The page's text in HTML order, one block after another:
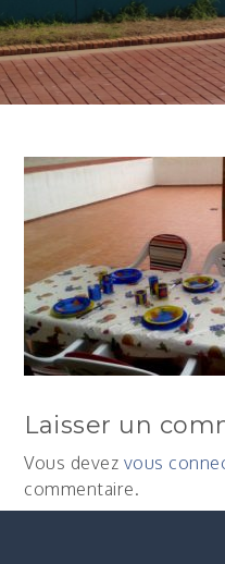
Laisser un
Vous devez vous
commentaire.